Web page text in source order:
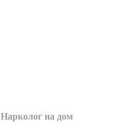
Нарколог на дом